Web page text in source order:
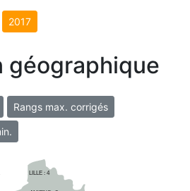
2017
géographique
Rangs max. corrigés
LILLE : 4